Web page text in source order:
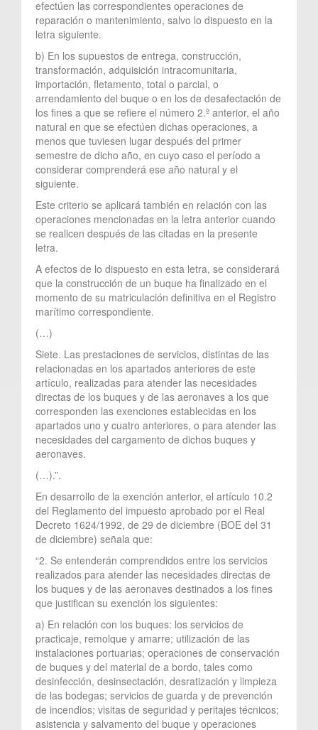
efectúen las correspondientes operaciones de
reparación o mantenimiento, salvo lo dispuesto en la
letra siguiente.
b) En los supuestos de entrega, construcción,
transformación, adquisición intracomunitaria,
importación, fletamento, total o parcial, o
arrendamiento del buque o en los de desafectación de
los fines a que se refiere el número 2.º anterior, el año
natural en que se efectúen dichas operaciones, a
menos que tuviesen lugar después del primer
semestre de dicho año, en cuyo caso el período a
considerar comprenderá ese año natural y el
siguiente.
Este criterio se aplicará también en relación con las
operaciones mencionadas en la letra anterior cuando
se realicen después de las citadas en la presente
letra.
A efectos de lo dispuesto en esta letra, se considerará
que la construcción de un buque ha finalizado en el
momento de su matriculación definitiva en el Registro
marítimo correspondiente.
(…)
Siete. Las prestaciones de servicios, distintas de las
relacionadas en los apartados anteriores de este
artículo, realizadas para atender las necesidades
directas de los buques y de las aeronaves a los que
corresponden las exenciones establecidas en los
apartados uno y cuatro anteriores, o para atender las
necesidades del cargamento de dichos buques y
aeronaves.
(…).”.
En desarrollo de la exención anterior, el artículo 10.2
del Reglamento del impuesto aprobado por el Real
Decreto 1624/1992, de 29 de diciembre (BOE del 31
de diciembre) señala que:
“2. Se entenderán comprendidos entre los servicios
realizados para atender las necesidades directas de
los buques y de las aeronaves destinados a los fines
que justifican su exención los siguientes:
a) En relación con los buques: los servicios de
practicaje, remolque y amarre; utilización de las
instalaciones portuarias; operaciones de conservación
de buques y del material de a bordo, tales como
desinfección, desinsectación, desratización y limpieza
de las bodegas; servicios de guarda y de prevención
de incendios; visitas de seguridad y peritajes técnicos;
asistencia y salvamento del buque y operaciones